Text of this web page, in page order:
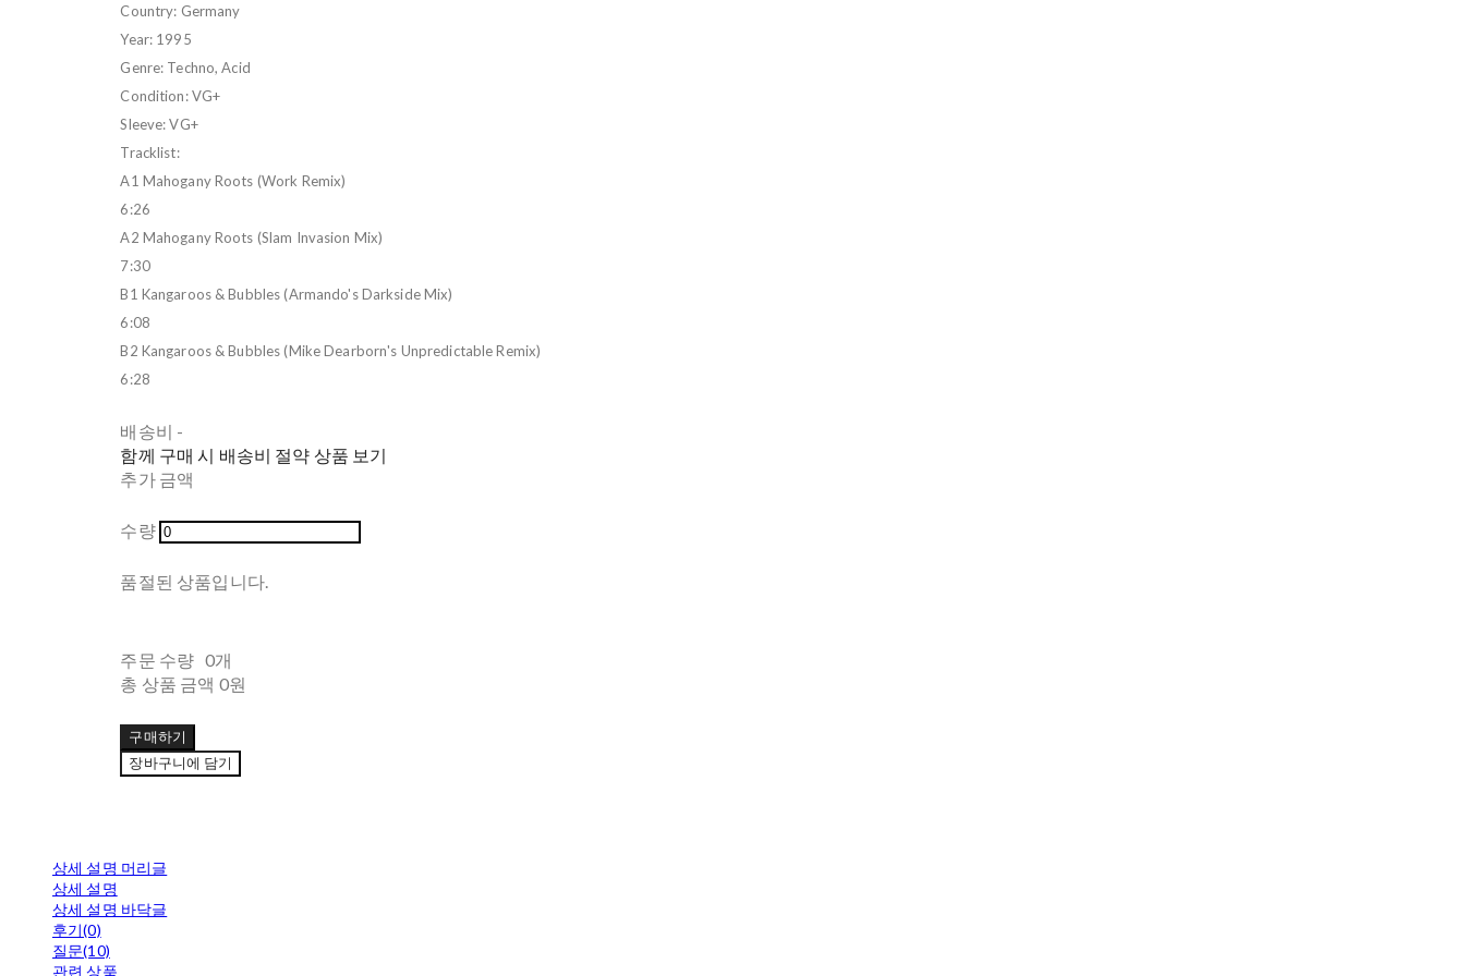
Country: Germany
Year: 1995
Genre: Techno, Acid
Condition: VG+
Sleeve: VG+
Tracklist:
A1 Mahogany Roots (Work Remix)
6:26
A2 Mahogany Roots (Slam Invasion Mix)
7:30
B1 Kangaroos & Bubbles (Armando's Darkside Mix)
6:08
B2 Kangaroos & Bubbles (Mike Dearborn's Unpredictable Remix)
6:28
배송비 -
함께 구매 시 배송비 절약 상품 보기
추가 금액
수량
품절된 상품입니다.
주문 수량 0개
총 상품 금액 0원
구매하기
장바구니에 담기
상세 설명 머리글
상세 설명
상세 설명 바닥글
후기(0)
질문(10)
관련 상품